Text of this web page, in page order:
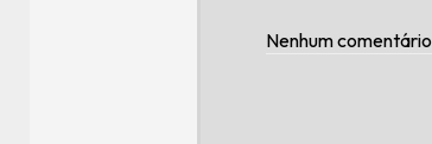
Nenhum comentário